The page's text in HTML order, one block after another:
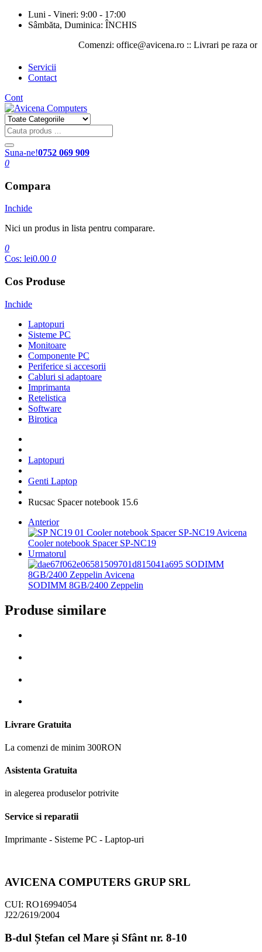
Luni - Vineri: 9:00 - 17:00
Sâmbăta, Duminica: ÎNCHIS
Comenzi: office@avicena.ro :: Livrari pe raza
Servicii
Contact
Cont
Suna-ne!0752 069 909
0
Compara
Inchide
Nici un produs in lista pentru comparare.
0
Cos: lei0.00 0
Cos Produse
Inchide
Laptopuri
Sisteme PC
Monitoare
Componente PC
Periferice si accesorii
Cabluri si adaptoare
Imprimanta
Retelistica
Software
Birotica
Laptopuri
Genti Laptop
Rucsac Spacer notebook 15.6
Anterior
Cooler notebook Spacer SP-NC19
Urmatorul
SODIMM 8GB/2400 Zeppelin
Produse similare
Livrare Gratuita
La comenzi de minim 300RON
Asistenta Gratuita
in alegerea produselor potrivite
Service si reparatii
Imprimante - Sisteme PC - Laptop-uri
AVICENA COMPUTERS GRUP SRL
CUI: RO16994054
J22/2619/2004
B-dul Ștefan cel Mare și Sfânt nr. 8-10